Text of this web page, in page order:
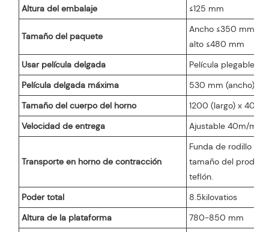
Altura del embalaje
≤125 mm
Tamaño del paquete
Ancho ≤350 mm
alto ≤480 mm
Usar película delgada
Película plegable
Película delgada máxima
530 mm (ancho) X
Tamaño del cuerpo del horno
1200 (largo) x 400
Velocidad de entrega
Ajustable 40m/min
Transporte en horno de contracción
Funda de rodillo de
tamaño del
teflón.
Poder total
8.5kilovatios
Altura de la plataforma
780-850 mm